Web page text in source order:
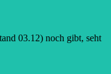
03.12) noch gibt, seht